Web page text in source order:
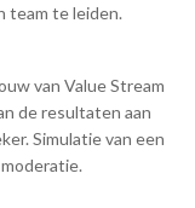
team te leiden.
van Value Stream
de resultaten aan
Simulatie van een